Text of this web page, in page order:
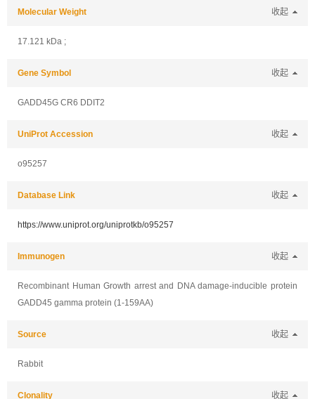
Molecular Weight 收起
17.121 kDa ;
Gene Symbol 收起
GADD45G CR6 DDIT2
UniProt Accession 收起
o95257
Database Link 收起
https://www.uniprot.org/uniprotkb/o95257
Immunogen 收起
Recombinant Human Growth arrest and DNA damage-inducible protein
GADD45 gamma protein (1-159AA)
Source 收起
Rabbit
Clonality 收起